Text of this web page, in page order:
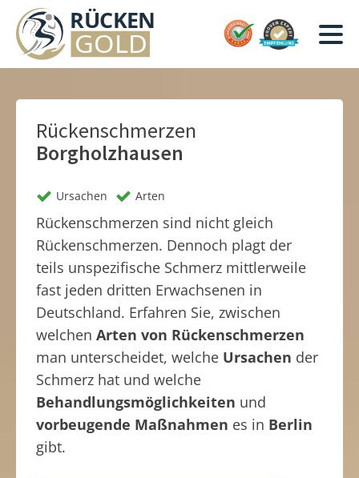
Rückenschmerzen
Borgholzhausen
Ursachen Arten
Rückenschmerzen sind nicht gleich
Rückenschmerzen. Dennoch plagt der
teils unspezifische Schmerz mittlerweile
fast jeden dritten Erwachsenen in
Deutschland. Erfahren Sie, zwischen
welchen Arten von Rückenschmerzen
man unterscheidet, welche Ursachen der
Schmerz hat und welche
Behandlungsmöglichkeiten und
vorbeugende Maßnahmen es in Berlin
gibt.